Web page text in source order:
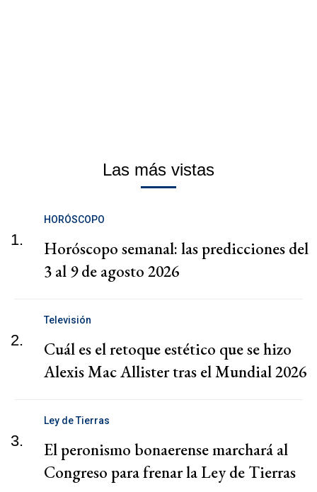
Las más vistas
1.
HORÓSCOPO
Horóscopo semanal: las predicciones del
3 al 9 de agosto 2026
2.
Televisión
Cuál es el retoque estético que se hizo
Alexis Mac Allister tras el Mundial 2026
3.
Ley de Tierras
El peronismo bonaerense marchará al
Congreso para frenar la Ley de Tierras